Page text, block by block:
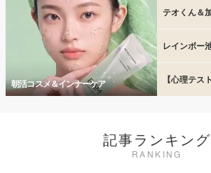
朝活コスメ＆インナーケア
テオくん＆
レインボー
【心理テス
記事ランキング
RANKING